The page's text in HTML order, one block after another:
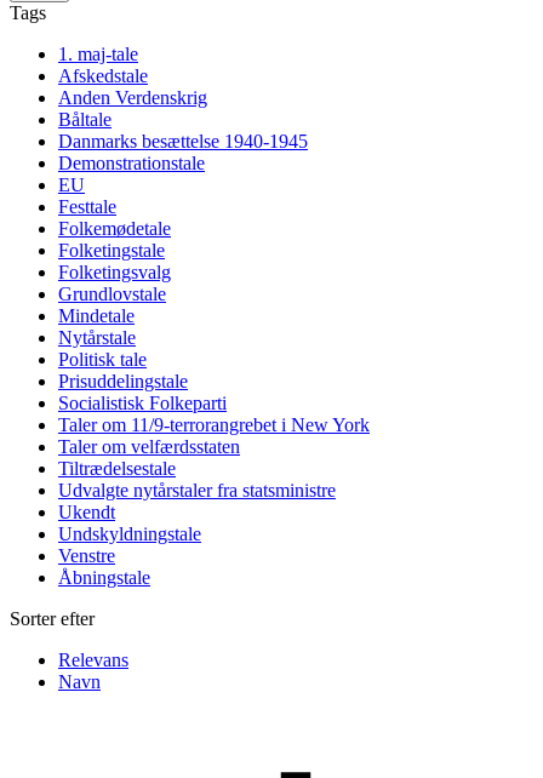
Tags
1. maj-tale
Afskedstale
Anden Verdenskrig
Båltale
Danmarks besættelse 1940-1945
Demonstrationstale
EU
Festtale
Folkemødetale
Folketingstale
Folketingsvalg
Grundlovstale
Mindetale
Nytårstale
Politisk tale
Prisuddelingstale
Socialistisk Folkeparti
Taler om 11/9-terrorangrebet i New York
Taler om velfærdsstaten
Tiltrædelsestale
Udvalgte nytårstaler fra statsministre
Ukendt
Undskyldningstale
Venstre
Åbningstale
Sorter efter
Relevans
Navn